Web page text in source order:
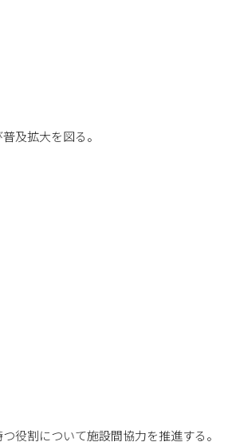
及拡大を図る。
役割について施設間協力を推進する。